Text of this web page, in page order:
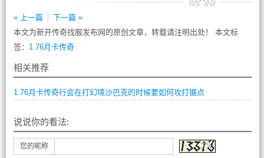
« 上一篇
下一篇 »
本文为新开传奇找服发布网的原创文章，转载请注明出处！ 本文标
签： 1.76月卡传奇
相关推荐
1.76月卡传奇行会在打幻境沙巴克的时候要如何攻打据点
说说你的看法:
您的昵称